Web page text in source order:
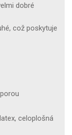
dobré
což poskytuje
celoplošná